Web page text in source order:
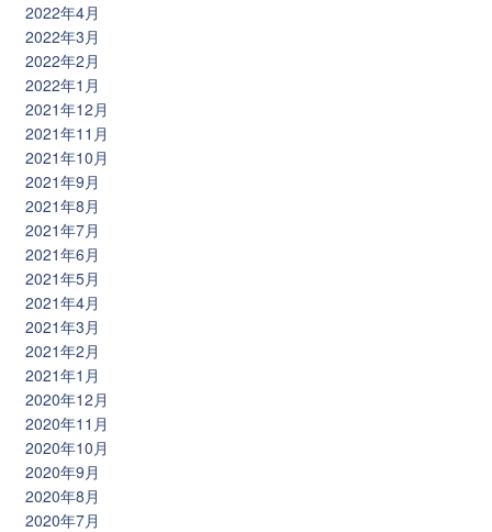
2022年4月
2022年3月
2022年2月
2022年1月
2021年12月
2021年11月
2021年10月
2021年9月
2021年8月
2021年7月
2021年6月
2021年5月
2021年4月
2021年3月
2021年2月
2021年1月
2020年12月
2020年11月
2020年10月
2020年9月
2020年8月
2020年7月